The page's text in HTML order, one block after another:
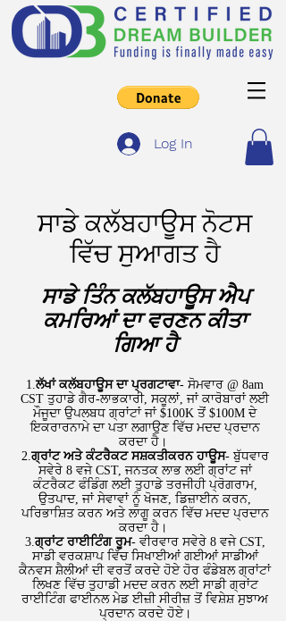
Log In
ਕਲੱਬਹਾਊਸ ਸਰੋਤ
ਸਾਡੇ ਕਲੱਬਹਾਊਸ ਨੋਟਸ
ਵਿੱਚ ਸੁਆਗਤ ਹੈ
ਸਾਡੇ ਤਿੰਨ ਕਲੱਬਹਾਊਸ ਐਪ
ਕਮਰਿਆਂ ਦਾ ਵਰਣਨ ਕੀਤਾ
ਗਿਆ ਹੈ
1.ਲੱਖਾਂ ਕਲੱਬਹਾਊਸ ਦਾ ਪ੍ਰਗਟਾਵਾ- ਸੋਮਵਾਰ @ 8am
CST ਤੁਹਾਡੇ ਗੈਰ-ਲਾਭਕਾਰੀ, ਸਕੂਲਾਂ, ਜਾਂ ਕਾਰੋਬਾਰਾਂ ਲਈ
ਮੌਜੂਦਾ ਉਪਲਬਧ ਗ੍ਰਾਂਟਾਂ ਜਾਂ $100K ਤੋਂ $100M ਦੇ
ਇਕਰਾਰਨਾਮੇ ਦਾ ਪਤਾ ਲਗਾਉਣ ਵਿੱਚ ਮਦਦ ਪ੍ਰਦਾਨ
ਕਰਦਾ ਹੈ।
​2. ਗ੍ਰਾਂਟ ਅਤੇ ਕੰਟਰੈਕਟ ਸਸ਼ਕਤੀਕਰਨ ਹਾਊਸ- ਬੁੱਧਵਾਰ
ਸਵੇਰੇ 8 ਵਜੇ CST, ਜਨਤਕ ਲਾਭ ਲਈ ਗ੍ਰਾਂਟ ਜਾਂ
ਕੰਟਰੈਕਟ ਫੰਡਿੰਗ ਲਈ ਤੁਹਾਡੇ ਤਰਜੀਹੀ ਪ੍ਰੋਗਰਾਮ,
ਉਤਪਾਦ, ਜਾਂ ਸੇਵਾਵਾਂ ਨੂੰ ਖੋਜਣ, ਡਿਜ਼ਾਈਨ ਕਰਨ,
ਪਰਿਭਾਸ਼ਿਤ ਕਰਨ ਅਤੇ ਲਾਗੂ ਕਰਨ ਵਿੱਚ ਮਦਦ ਪ੍ਰਦਾਨ
ਕਰਦਾ ਹੈ।
3. ਗ੍ਰਾਂਟ ਰਾਈਟਿੰਗ ਰੂਮ- ਵੀਰਵਾਰ ਸਵੇਰੇ 8 ਵਜੇ CST,
ਸਾਡੀ ਵਰਕਸ਼ਾਪ ਵਿੱਚ ਸਿਖਾਈਆਂ ਗਈਆਂ ਸਾਡੀਆਂ
ਕੈਨਵਸ ਸ਼ੈਲੀਆਂ ਦੀ ਵਰਤੋਂ ਕਰਦੇ ਹੋਏ ਹੋਰ ਫੰਡੇਬਲ ਗ੍ਰਾਂਟਾਂ
ਲਿਖਣ ਵਿੱਚ ਤੁਹਾਡੀ ਮਦਦ ਕਰਨ ਲਈ ਸਾਡੀ ਗ੍ਰਾਂਟ
ਰਾਈਟਿੰਗ ਫਾਈਨਲ ਮੇਡ ਈਜ਼ੀ ਸੀਰੀਜ਼ ਤੋਂ ਵਿਸ਼ੇਸ਼ ਸੁਝਾਅ
ਪ੍ਰਦਾਨ ਕਰਦੇ ਹੋਏ।